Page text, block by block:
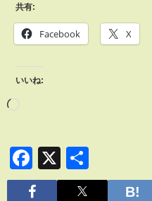
共有:
Facebook X
いいね:
Facebook
X
有